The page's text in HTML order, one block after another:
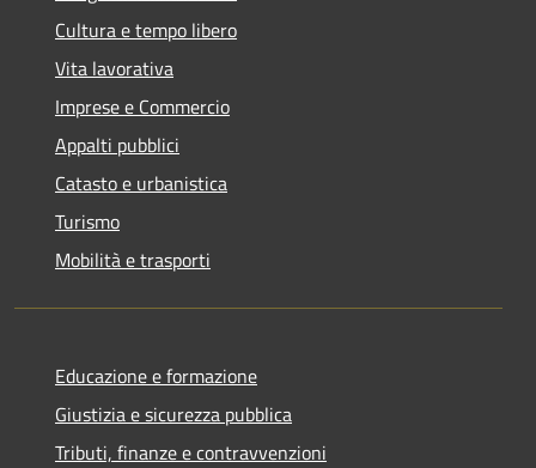
Cultura e tempo libero
Vita lavorativa
Imprese e Commercio
Appalti pubblici
Catasto e urbanistica
Turismo
Mobilità e trasporti
Educazione e formazione
Giustizia e sicurezza pubblica
Tributi, finanze e contravvenzioni